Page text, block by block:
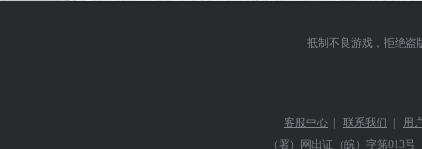
抵制不良游戏，拒绝盗
客服中心 | 联系我们 | 用
（署）网出证（皖）字第013号